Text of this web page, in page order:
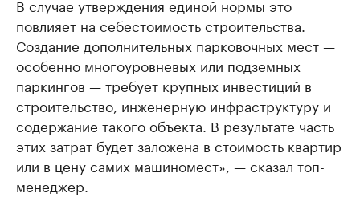
В случае утверждения единой нормы это
повлияет на себестоимость строительства.
Создание дополнительных парковочных мест —
особенно многоуровневых или подземных
паркингов — требует крупных инвестиций в
строительство, инженерную инфраструктуру и
содержание такого объекта. В результате часть
этих затрат будет заложена в стоимость квартир
или в цену самих машиномест», — сказал топ-
менеджер.